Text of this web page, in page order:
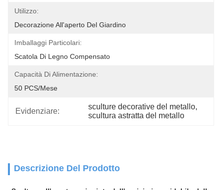
Utilizzo:
Decorazione All'aperto Del Giardino
Imballaggi Particolari:
Scatola Di Legno Compensato
Capacità Di Alimentazione:
50 PCS/mese
Evidenziare:
sculture decorative del metallo,
scultura astratta del metallo
Descrizione Del Prodotto